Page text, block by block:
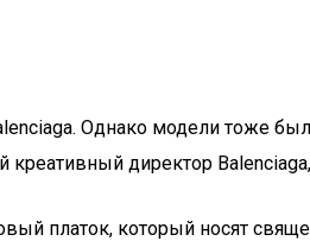
Однако модели тоже
директор
платок, который носят